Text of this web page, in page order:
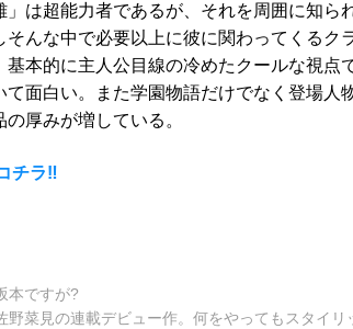
」は超能力者であるが、それを周囲に知ら
そんな中で必要以上に彼に関わってくるク
本的に主人公目線の冷めたクールな視点
て面白い。また学園物語だけでなく登場人
厚みが増している。
チラ‼
本ですが?
野菜見の連載デビュー作。何をやってもスタイ